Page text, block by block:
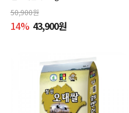
50,900원
14% 43,900원